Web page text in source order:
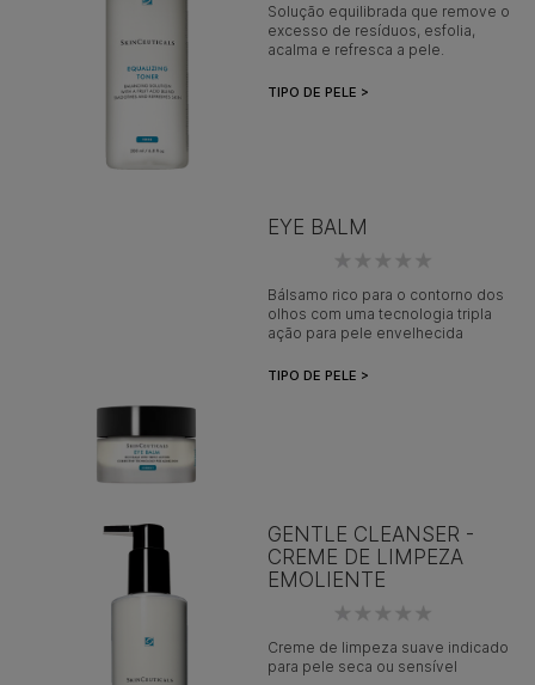
Solução equilibrada que remove o
excesso de resíduos, esfolia,
acalma e refresca a pele.
TIPO DE PELE >
EYE BALM
Bálsamo rico para o contorno dos
olhos com uma tecnologia tripla
ação para pele envelhecida
TIPO DE PELE >
GENTLE CLEANSER -
CREME DE LIMPEZA
EMOLIENTE
Creme de limpeza suave indicado
para pele seca ou sensível